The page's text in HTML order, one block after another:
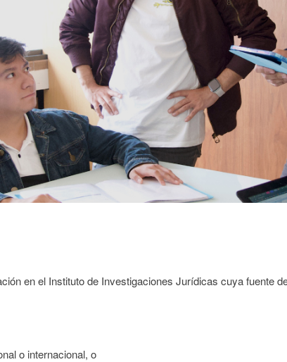
en el Instituto de Investigaciones Jurídicas cuya fuente
o internacional, o